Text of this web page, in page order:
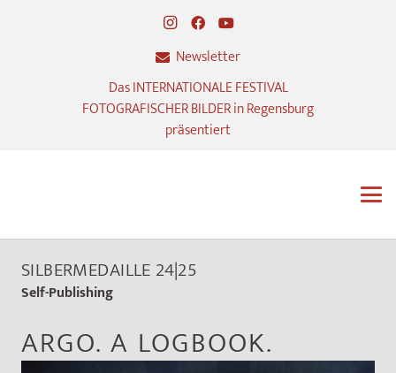
Newsletter
Das INTERNATIONALE FESTIVAL
FOTOGRAFISCHER BILDER in Regensburg
präsentiert
SILBERMEDAILLE 24|25
Self-Publishing
ARGO. A LOGBOOK.